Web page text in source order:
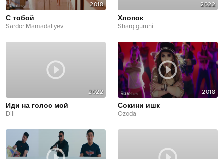
2018
С тобой
Sardor Mamadaliyev
2022
Хлопок
Sharq guruhi
2022
Иди на голос мой
Dill
2018
Сокини ишк
Ozoda